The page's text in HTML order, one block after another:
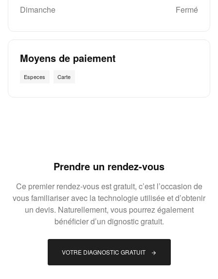
Dimanche
Fermé
Moyens de paiement
Especes Carte
Prendre un rendez-vous
Ce premier rendez-vous est gratuit, c’est l’occasion de
vous familiariser avec la technologie utilisée et d’obtenir
un devis. Naturellement, vous pourrez également
bénéficier d’un dignostic gratuit.
VOTRE DIAGNOSTIC GRATUIT